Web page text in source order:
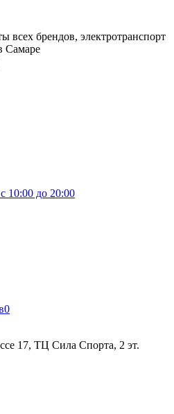
всех брендов, электротранспорт
Самаре
10:00 до 20:00
0
17, ТЦ Сила Спорта, 2 эт.